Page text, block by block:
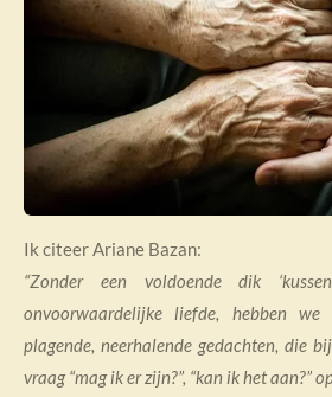
Ik citeer Ariane Bazan:
“Zonder een voldoende dik
onvoorwaardelijke liefde, hebben we
plagende, neerhalende gedachten, die
vraag “mag ik er zijn?”, “kan ik het aan?”